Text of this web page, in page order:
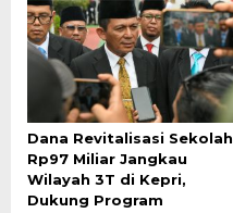
Dana Revitalisasi Sekolah
Rp97 Miliar Jangkau
Wilayah 3T di Kepri,
Dukung Program